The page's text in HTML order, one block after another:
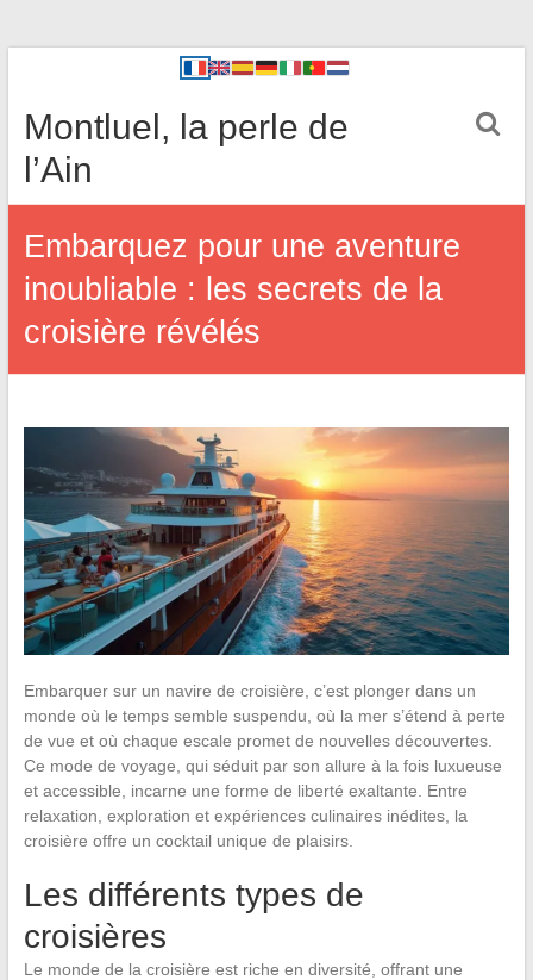
Montluel, la perle de
l’Ain
Embarquez pour une aventure
inoubliable : les secrets de la
croisière révélés
Embarquer sur un navire de croisière, c’est plonger dans un
monde où le temps semble suspendu, où la mer s’étend à perte
de vue et où chaque escale promet de nouvelles découvertes.
Ce mode de voyage, qui séduit par son allure à la fois luxueuse
et accessible, incarne une forme de liberté exaltante. Entre
relaxation, exploration et expériences culinaires inédites, la
croisière offre un cocktail unique de plaisirs.
Les différents types de
croisières
Le monde de la croisière est riche en diversité, offrant une